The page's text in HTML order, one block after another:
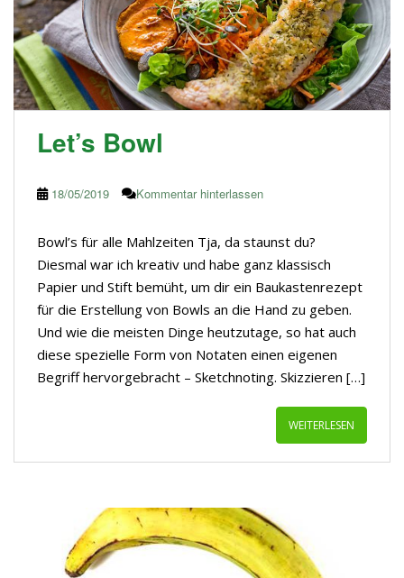
Let’s Bowl
18/05/2019 Kommentar hinterlassen
Bowl’s für alle Mahlzeiten Tja, da staunst du?
Diesmal war ich kreativ und habe ganz klassisch
Papier und Stift bemüht, um dir ein Baukastenrezept
für die Erstellung von Bowls an die Hand zu geben.
Und wie die meisten Dinge heutzutage, so hat auch
diese spezielle Form von Notaten einen eigenen
Begriff hervorgebracht – Sketchnoting. Skizzieren […]
WEITERLESEN